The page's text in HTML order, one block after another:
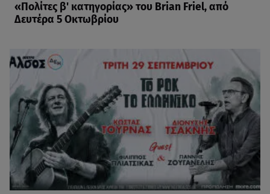
«Πολίτες β' κατηγορίας» του Brian Friel, από
Δευτέρα 5 Οκτωβρίου